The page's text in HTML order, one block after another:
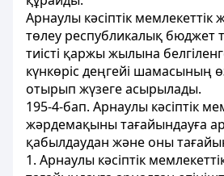
Арнаулы кәсіптік
төлеу республикалық бюджет
тиісті қаржы жылына
күнкөріс деңгейі шамасының
отырып жүзеге асырылады.
195-4-бап. Арнаулы кәсіптік
жәрдемақыны тағайындауға
қабылдаудан және оны
1. Арнаулы кәсіптік